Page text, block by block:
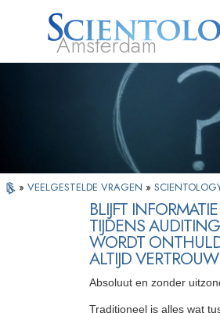
Amsterdam
Wat is
Scientology?
Werkers
» VEELGESTELDE VRAGEN »
BLIJFT
TIJDENS AUDITING
WORDT
ALTIJD
Absoluut en zonder
Traditioneel is alles wat